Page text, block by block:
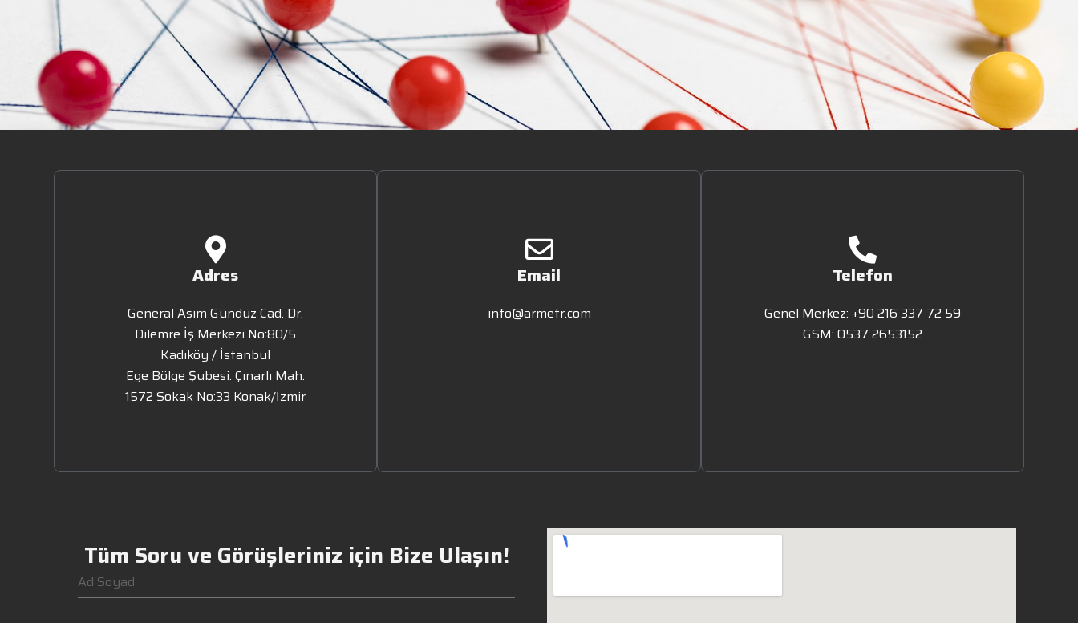
Adres
General Asım Gündüz Cad. Dr.
Dilemre İş Merkezi No:80/5
Kadıköy / İstanbul
Ege Bölge Şubesi: Çınarlı Mah.
1572 Sokak No:33 Konak/İzmir
Email
info@armetr.com
Telefon
Genel Merkez: +90 216 337 72 59
GSM: 0537 2653152
Tüm Soru ve Görüşleriniz için Bize Ulaşın!